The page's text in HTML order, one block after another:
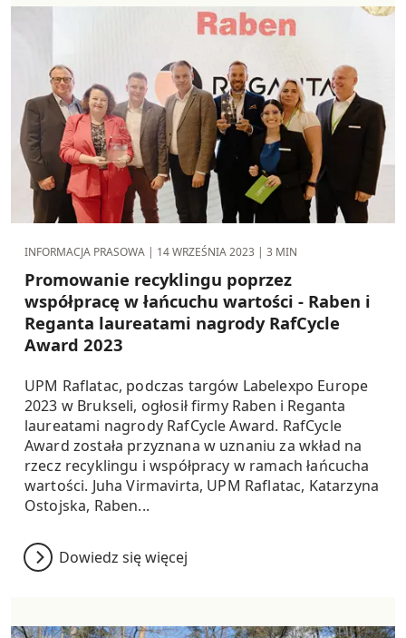
INFORMACJA PRASOWA | 14 WRZEŚNIA 2023 | 3 MIN
Promowanie recyklingu poprzez
współpracę w łańcuchu wartości - Raben i
Reganta laureatami nagrody RafCycle
Award 2023
UPM Raflatac, podczas targów Labelexpo Europe
2023 w Brukseli, ogłosił firmy Raben i Reganta
laureatami nagrody RafCycle Award. RafCycle
Award została przyznana w uznaniu za wkład na
rzecz recyklingu i współpracy w ramach łańcucha
wartości. Juha Virmavirta, UPM Raflatac, Katarzyna
Ostojska, Raben...
Dowiedz się więcej